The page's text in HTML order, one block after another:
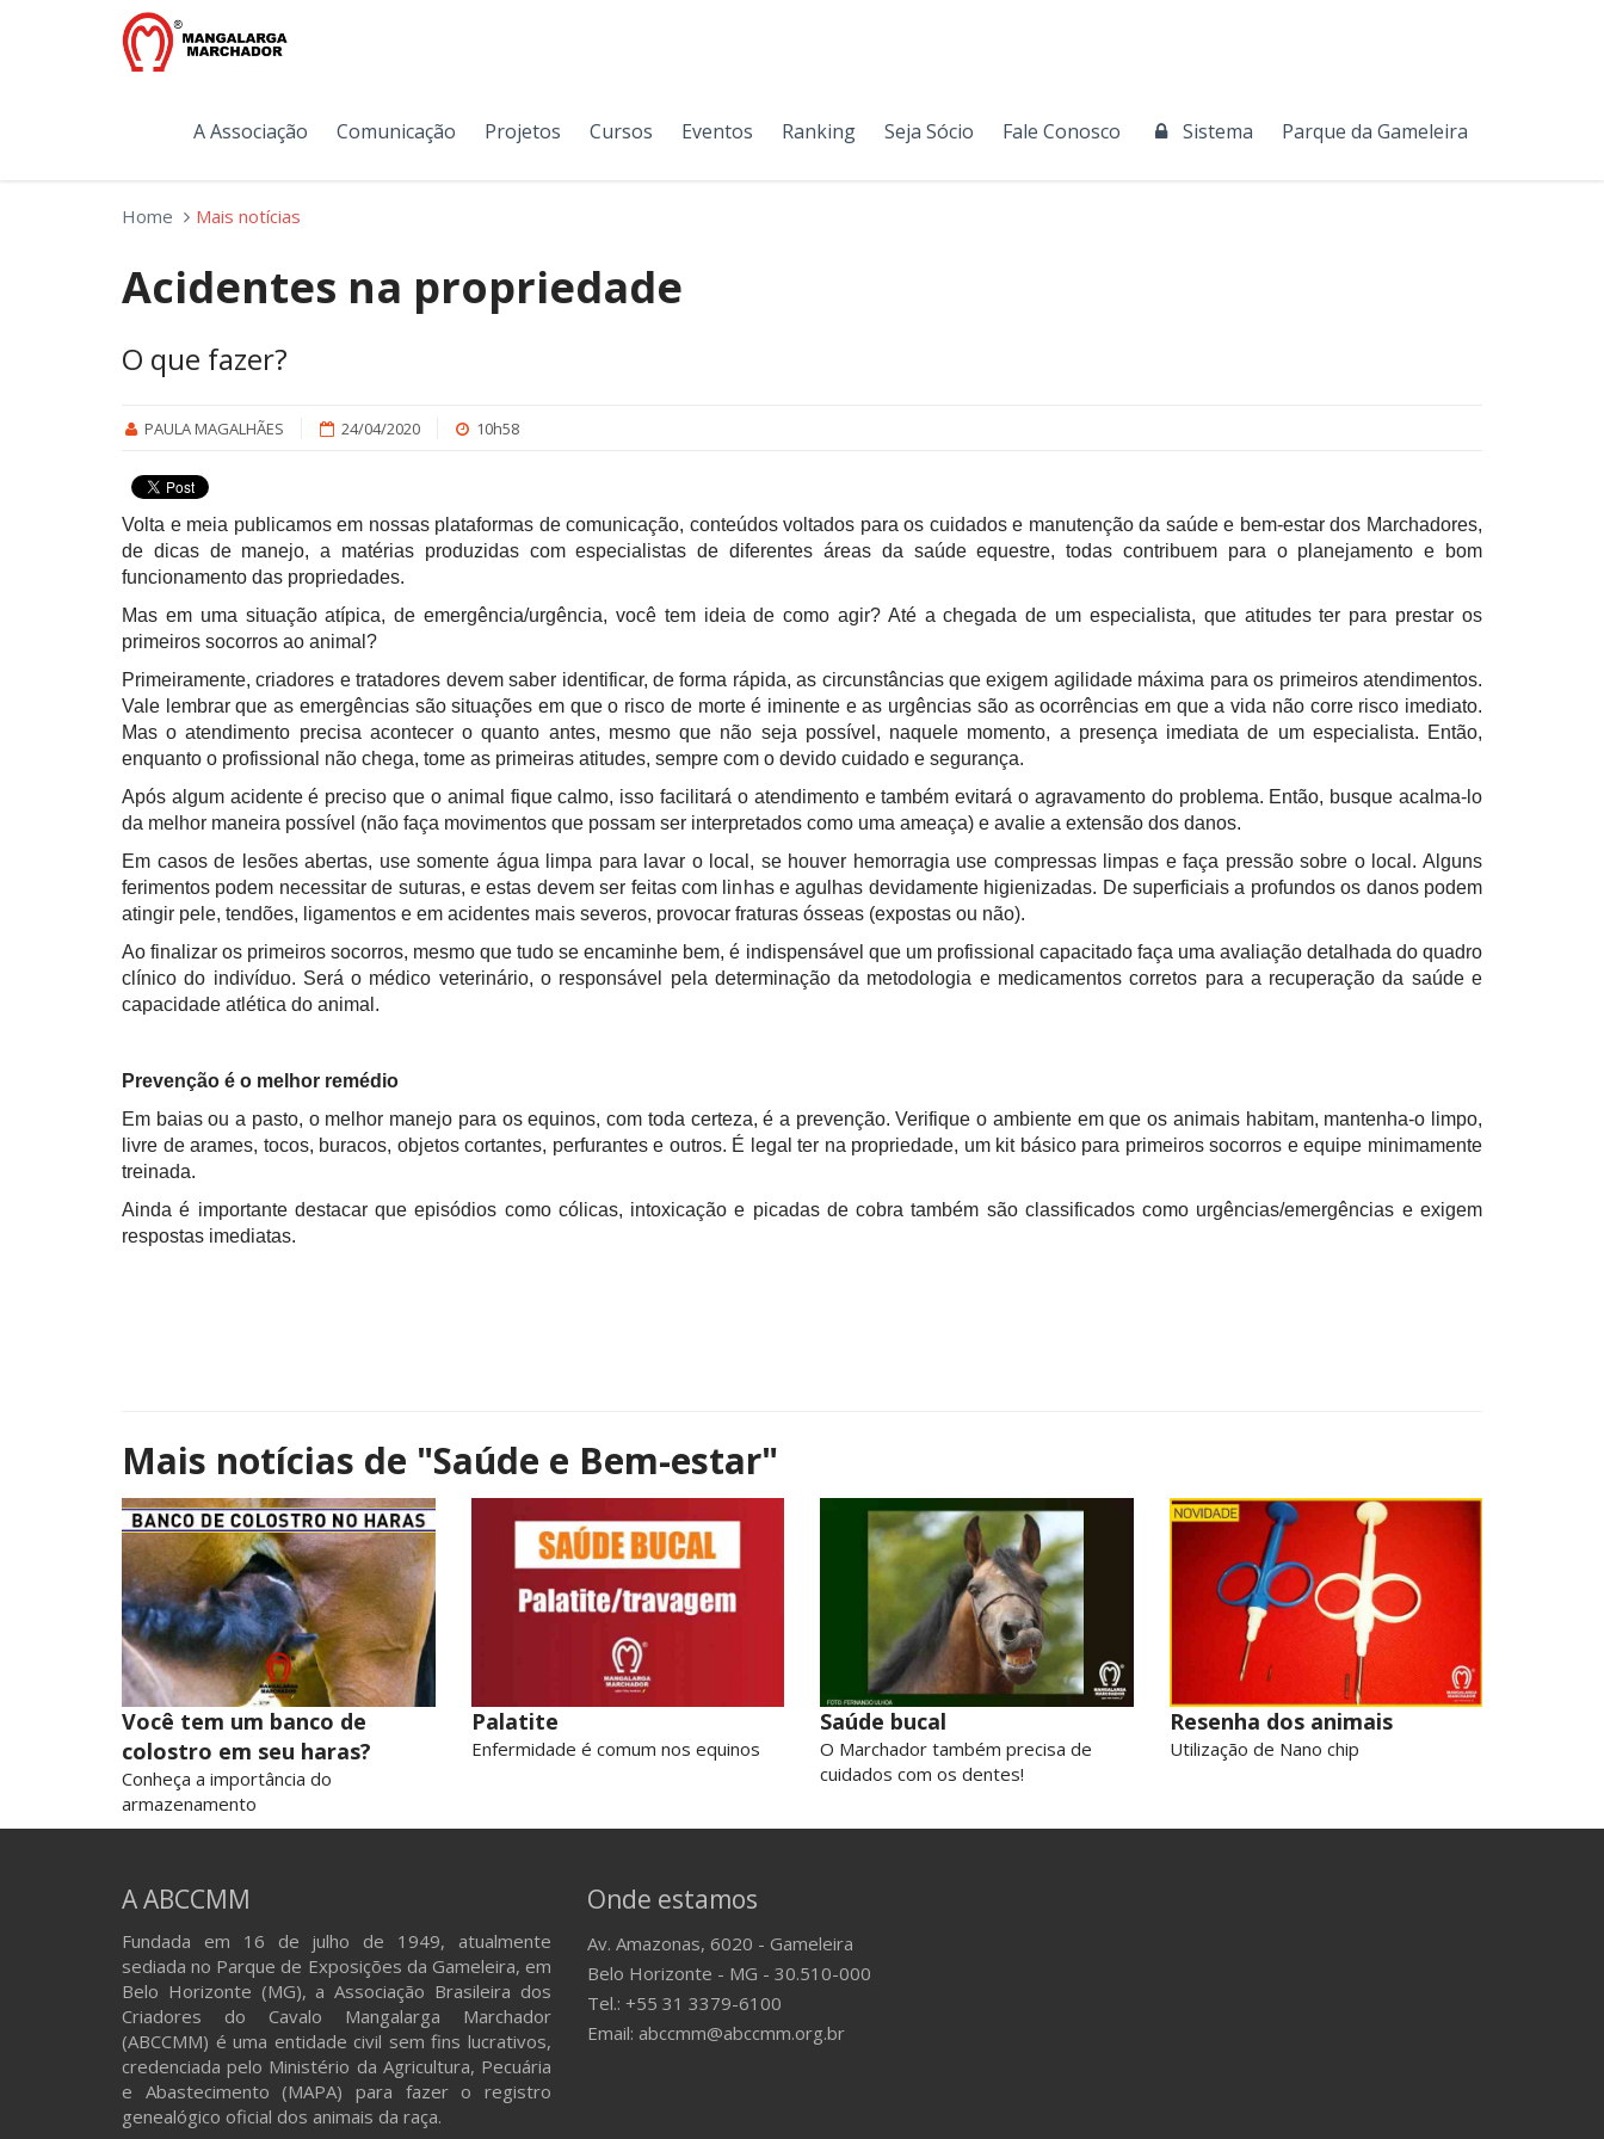
A Associação Comunicação Projetos Cursos Eventos Ranking Seja Sócio Fale Conosco Sistema Parque da Gameleira
Home Mais notícias
Acidentes na propriedade
O que fazer?
PAULA MAGALHÃES 24/04/2020 10h58
Volta e meia publicamos em nossas plataformas de comunicação, conteúdos voltados para os cuidados e manutenção da saúde e bem-estar dos Marchadores,
de dicas de manejo, a matérias produzidas com especialistas de diferentes áreas da saúde equestre, todas contribuem para o planejamento e bom
funcionamento das propriedades.
Mas em uma situação atípica, de emergência/urgência, você tem ideia de como agir? Até a chegada de um especialista, que atitudes ter para prestar os
primeiros socorros ao animal?
Primeiramente, criadores e tratadores devem saber identificar, de forma rápida, as circunstâncias que exigem agilidade máxima para os primeiros atendimentos.
Vale lembrar que as emergências são situações em que o risco de morte é iminente e as urgências são as ocorrências em que a vida não corre risco imediato.
Mas o atendimento precisa acontecer o quanto antes, mesmo que não seja possível, naquele momento, a presença imediata de um especialista. Então,
enquanto o profissional não chega, tome as primeiras atitudes, sempre com o devido cuidado e segurança.
Após algum acidente é preciso que o animal fique calmo, isso facilitará o atendimento e também evitará o agravamento do problema. Então, busque acalma-lo
da melhor maneira possível (não faça movimentos que possam ser interpretados como uma ameaça) e avalie a extensão dos danos.
Em casos de lesões abertas, use somente água limpa para lavar o local, se houver hemorragia use compressas limpas e faça pressão sobre o local. Alguns
ferimentos podem necessitar de suturas, e estas devem ser feitas com linhas e agulhas devidamente higienizadas. De superficiais a profundos os danos podem
atingir pele, tendões, ligamentos e em acidentes mais severos, provocar fraturas ósseas (expostas ou não).
Ao finalizar os primeiros socorros, mesmo que tudo se encaminhe bem, é indispensável que um profissional capacitado faça uma avaliação detalhada do quadro
clínico do indivíduo. Será o médico veterinário, o responsável pela determinação da metodologia e medicamentos corretos para a recuperação da saúde e
capacidade atlética do animal.
Prevenção é o melhor remédio
Em baias ou a pasto, o melhor manejo para os equinos, com toda certeza, é a prevenção. Verifique o ambiente em que os animais habitam, mantenha-o limpo,
livre de arames, tocos, buracos, objetos cortantes, perfurantes e outros. É legal ter na propriedade, um kit básico para primeiros socorros e equipe minimamente
treinada.
Ainda é importante destacar que episódios como cólicas, intoxicação e picadas de cobra também são classificados como urgências/emergências e exigem
respostas imediatas.
Mais notícias de "Saúde e Bem-estar"
Você tem um banco de
colostro em seu haras?
Conheça a importância do
armazenamento
Palatite
Enfermidade é comum nos equinos
Saúde bucal
O Marchador também precisa de
cuidados com os dentes!
Resenha dos animais
Utilização de Nano chip
A ABCCMM
Fundada em 16 de julho de 1949, atualmente
sediada no Parque de Exposições da Gameleira, em
Belo Horizonte (MG), a Associação Brasileira dos
Criadores do Cavalo Mangalarga Marchador
(ABCCMM) é uma entidade civil sem fins lucrativos,
credenciada pelo Ministério da Agricultura, Pecuária
e Abastecimento (MAPA) para fazer o registro
genealógico oficial dos animais da raça.
Onde estamos
Av. Amazonas, 6020 - Gameleira
Belo Horizonte - MG - 30.510-000
Tel.: +55 31 3379-6100
Email: abccmm@abccmm.org.br